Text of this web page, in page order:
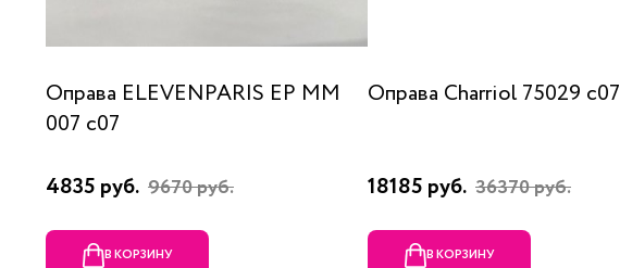
Оправа ELEVENPARIS EP MM
007 c07
4835 руб. 9670 руб.
В КОРЗИНУ
Оправа Charriol 75029 c07
18185 руб. 36370 руб.
В КОРЗИНУ